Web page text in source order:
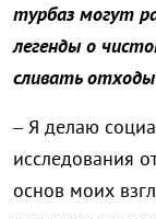
турбаз могут
легенды о
сливать отходы
– Я делаю
исследования
основ моих